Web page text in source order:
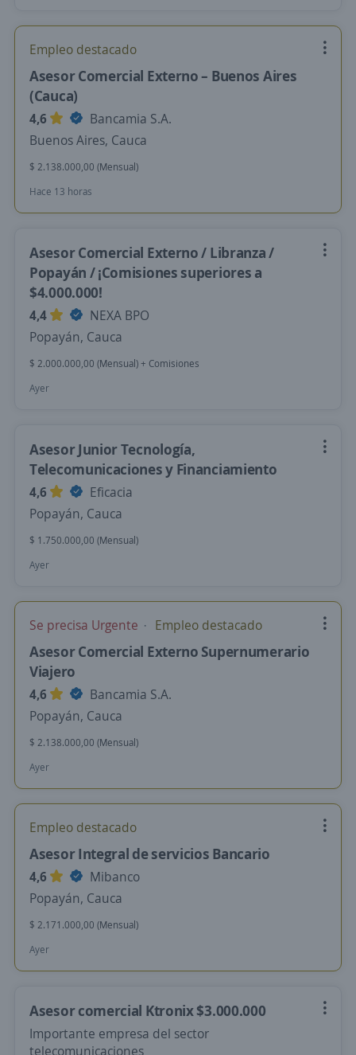
Empleo destacado
Asesor Comercial Externo – Buenos Aires
(Cauca)
4,6
Bancamia S.A.
Buenos Aires, Cauca
$ 2.138.000,00 (Mensual)
Hace 13 horas
Asesor Comercial Externo / Libranza /
Popayán / ¡Comisiones superiores a
$4.000.000!
4,4
NEXA BPO
Popayán, Cauca
$ 2.000.000,00 (Mensual) + Comisiones
Ayer
Asesor Junior Tecnología,
Telecomunicaciones y Financiamiento
4,6
Eficacia
Popayán, Cauca
$ 1.750.000,00 (Mensual)
Ayer
Se precisa Urgente Empleo destacado
Asesor Comercial Externo Supernumerario
Viajero
4,6
Bancamia S.A.
Popayán, Cauca
$ 2.138.000,00 (Mensual)
Ayer
Empleo destacado
Asesor Integral de servicios Bancario
4,6
Mibanco
Popayán, Cauca
$ 2.171.000,00 (Mensual)
Ayer
Asesor comercial Ktronix $3.000.000
Importante empresa del sector
telecomunicaciones